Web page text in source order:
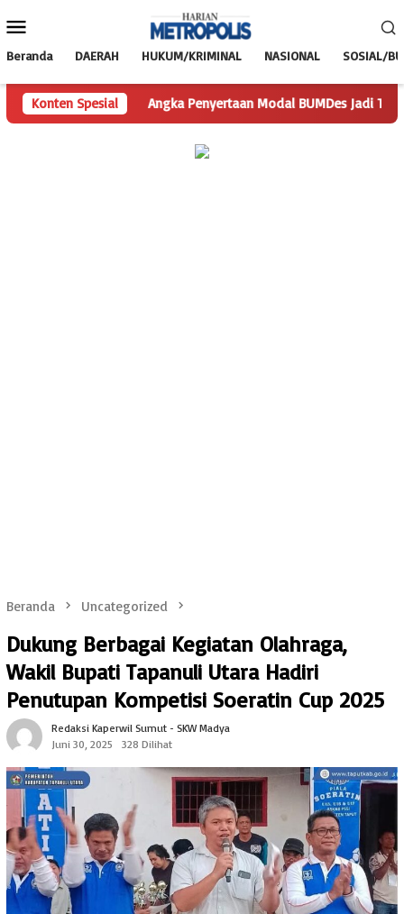
ke
Mobile
Beranda DAERAH HUKUM/KRIMINAL NASIONAL SOSIAL/
Konten SpesialAngka Penyertaan Modal BUMDes Jadi Tanda
Beranda Uncategorized
Dukung Berbagai Kegiatan Olahraga,
Wakil Bupati Tapanuli Utara Hadiri
Penutupan Kompetisi Soeratin Cup 2025
Redaksi Kaperwil Sumut - SKW Madya
Juni 30, 2025
328 Dilihat